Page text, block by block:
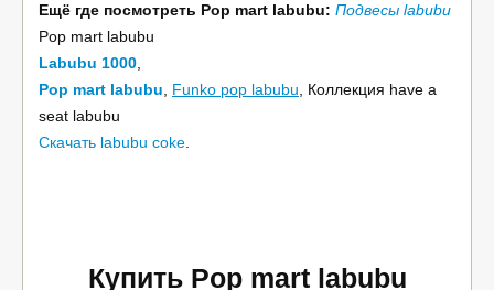
Ещё где посмотреть Pop mart labubu: Подвесы labubu
Pop mart labubu
Labubu 1000
Pop mart labubu
Funko pop labubu , Коллекция have a
seat labubu
Скачать labubu coke
Купить Pop mart labubu